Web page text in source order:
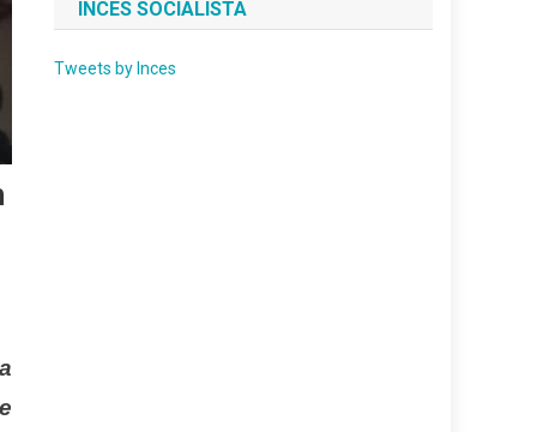
INCES SOCIALISTA
Tweets by Inces